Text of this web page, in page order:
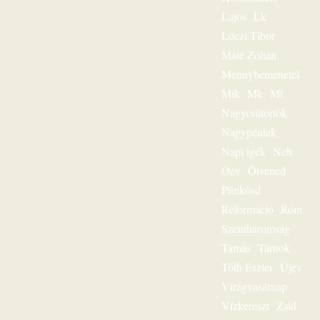
Lajos Lk
Lóczi Tibor
Máté Zoltán
Mennybemenetel
Mik
Mk
Mt
Nagycsütörtök
Nagypéntek
Napi igék
Neh
Óév Ötvened
Pünkösd
Reformáció Róm
Szentháromság
Tamás Tárnok
Tóth Eszter Újév
Virágvasárnap
Vízkereszt Zsid